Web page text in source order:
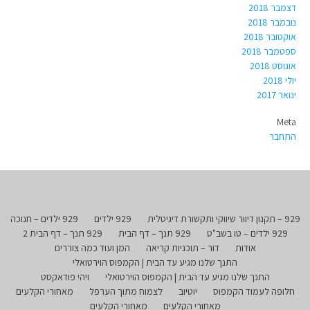
דצמבר 2018
נובמבר 2018
אוקטובר 2018
ספטמבר 2018
אוגוסט 2018
יולי 2018
ינואר 2017
Meta
התחבר
929 – תקנון דיוור שיווקי ותקשורת דיגיטלית 929 ילדים
929 ילדים – חנוכה
929 ילדים – טו בשב"ט
929 תנך – דף הבית
929 תנך – דף הבית 2
אודות
דור – תוכניות קריאה
המן ועוד כמה צוררים
התנך שלנו מגיע עד הבית | הקמפוס הוירטואלי
התנך שלנו מגיע עד הבית | הקמפוס הוירטואלי
ויהי פודאקסט
חלופה לעמוד הקמפוס
יוטיוב לצמוח מתוך הערפל
מאחורי הקלעים
מאחורי הקלעים
מאחורי הקלעים